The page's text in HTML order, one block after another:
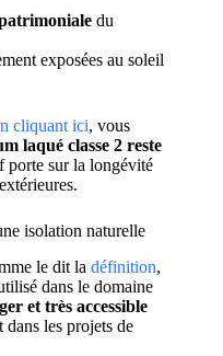
du
exposées au soleil
cliquant ici, vous
laqué classe 2 reste
porte sur la longévité
isolation naturelle
le dit la définition,
dans le domaine
et très accessible
dans les projets de